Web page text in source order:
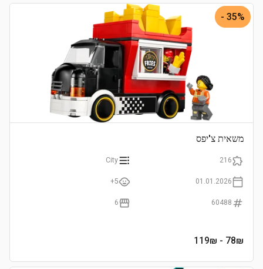
35% -
משאית צ'יפס
216
City
01.01.2026
5+
60488
6
78₪
- 119₪